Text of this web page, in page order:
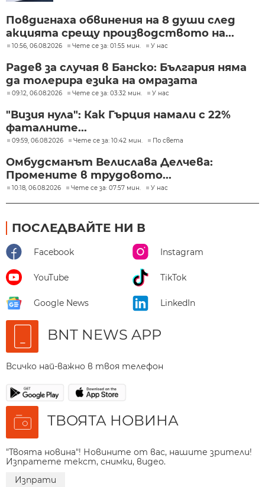
Повдигнаха обвинения на 8 души след
акцията срещу производството на...
10:56, 06.08.2026 Чете се за: 01:55 мин. У нас
Радев за случая в Банско: България няма
да толерира езика на омразата
09:12, 06.08.2026 Чете се за: 03:32 мин. У нас
"Визия нула": Как Гърция намали с 22%
фаталните...
09:59, 06.08.2026 Чете се за: 10:42 мин. По света
Омбудсманът Велислава Делчева:
Промените в трудовото...
10:18, 06.08.2026 Чете се за: 07:57 мин. У нас
ПОСЛЕДВАЙТЕ НИ В
Facebook Instagram
YouTube TikTok
Google News LinkedIn
BNT NEWS APP
Всичко най-важно в твоя телефон
ТВОЯТА НОВИНА
"Твоята новина"! Новините от вас, нашите зрители!
Изпратете текст, снимки, видео.
Изпрати